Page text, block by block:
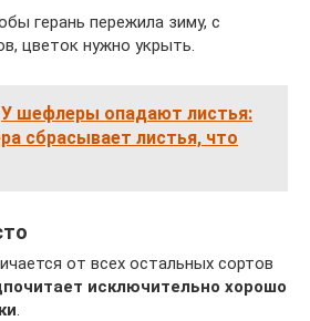
герань пережила зиму, с
цветок нужно укрыть.
У шефлеры опадают листья:
сбрасывает листья, что
от всех остальных сортов
исключительно хорошо